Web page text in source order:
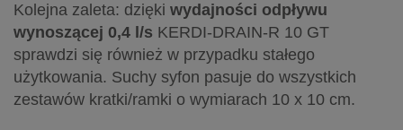
Kolejna zaleta: dzięki wydajności odpływu
wynoszącej 0,4 l/s KERDI-DRAIN-R 10 GT
sprawdzi się również w przypadku stałego
użytkowania. Suchy syfon pasuje do wszystkich
zestawów kratki/ramki o wymiarach 10 x 10 cm.